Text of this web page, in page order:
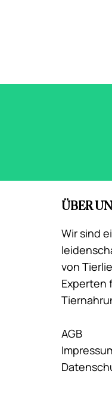
ÜBER
Wir sind
von
Experten
AGB